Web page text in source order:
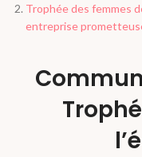
Trophée des femmes
entreprise